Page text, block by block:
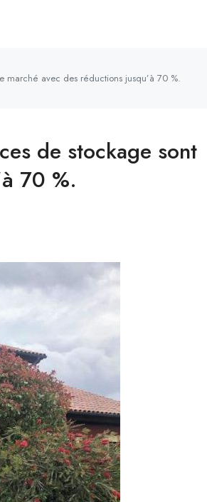
marché avec des réductions jusqu’à 70 %.
de stockage sont
70 %.